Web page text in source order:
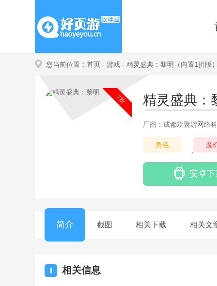
您当前位置： 首页 - 游戏 - 精灵盛典：黎明（内置1折版
7折 精灵盛典：
厂商：成都欢聚游网络
角色 魔
安卓
简介 截图 相关下载 相关文
I 相关信息